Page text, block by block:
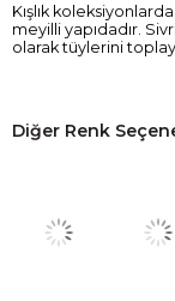
Kışlık
meyilli yapıdadır.
olarak tüylerini
Diğer Renk